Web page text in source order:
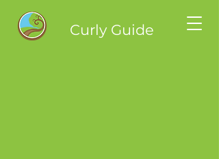
Curly Guide